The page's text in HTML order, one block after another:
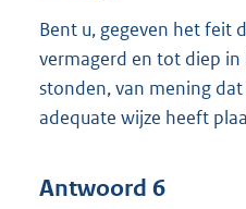
Bent u, gegeven het feit
vermagerd en tot diep
stonden, van mening
adequate wijze heeft
Antwoord 6